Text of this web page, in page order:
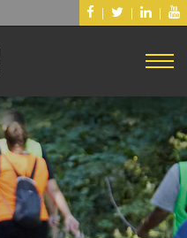
| | |